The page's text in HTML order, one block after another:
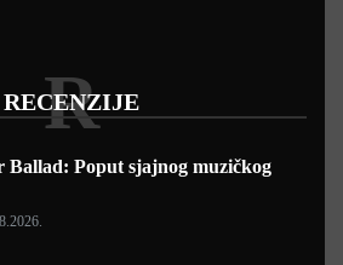
RECENZIJE
R
Ballad: Poput sjajnog muzičkog